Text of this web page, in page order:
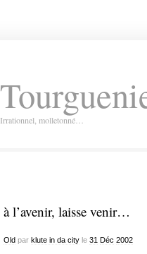
Irrationnel, molletonné…
à l’avenir, laisse venir…
Oldpar klute in da cityle 31 Déc 2002